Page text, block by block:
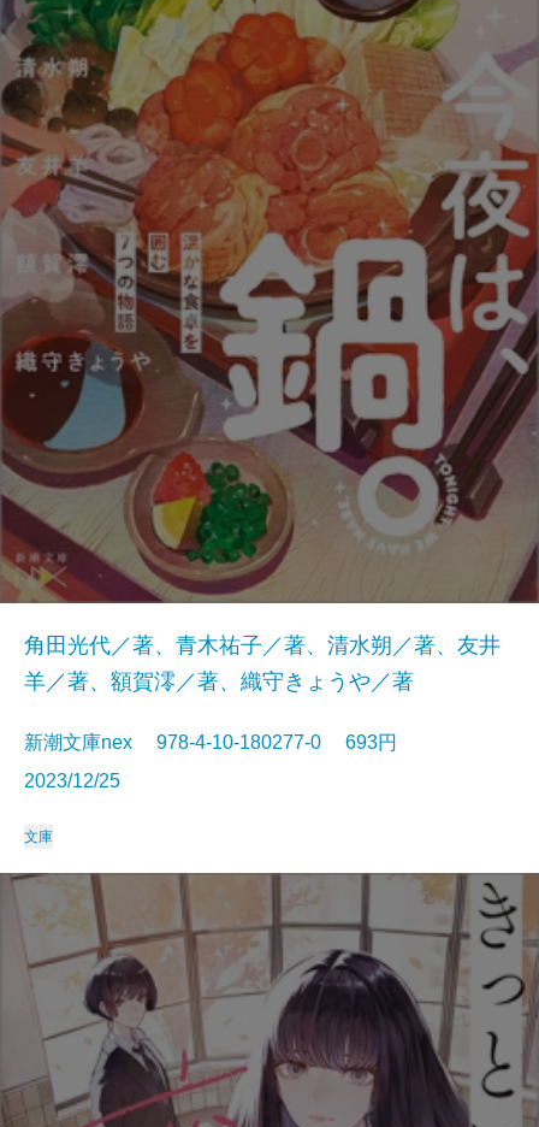
角田光代／著、青木祐子／著、清水朔／著、友井
羊／著、額賀澪／著、織守きょうや／著
新潮文庫nex 978-4-10-180277-0 693円
2023/12/25
文庫